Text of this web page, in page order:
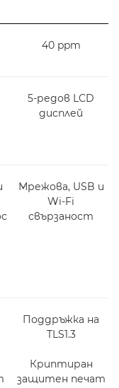
40 ppm
5-редов LCD
дисплей
Мрежова, USB и
Wi-Fi
свързаност
Поддръжка на
TLS1.3
Криптиран
защитен печат